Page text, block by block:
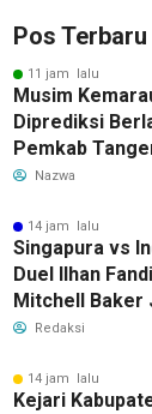
Pos Terbaru
11 jam lalu
Musim
Diprediksi
Pemkab
Siapkan
Bersih
Nazwa
14 jam lalu
Singapura vs
Duel Ilhan
Mitchell Baker
Sorotan di Piala
Redaksi
14 jam lalu
Kejari